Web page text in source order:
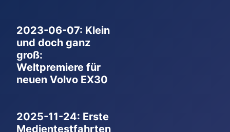
2023-06-07: Klein
und doch ganz
groß:
Weltpremiere für
neuen Volvo EX30
2025-11-24: Erste
Medientestfahrten